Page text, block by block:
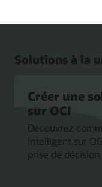
Solutions à la
Créer une
sur OCI
Découvrez
intelligent sur
prise de décision